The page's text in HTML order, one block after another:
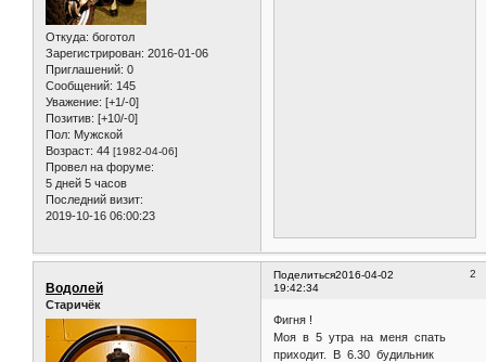
Откуда: боготол
Зарегистрирован: 2016-01-06
Приглашений: 0
Сообщений: 145
Уважение: [+1/-0]
Позитив: [+10/-0]
Пол: Мужской
Возраст: 44 [1982-04-06]
Провел на форуме:
5 дней 5 часов
Последний визит:
2019-10-16 06:00:23
Поделиться 2
2016-04-02
19:42:34
Водолей
Старичёк
Фигня !
Моя в 5 утра на меня спать
приходит. В 6.30 будильник